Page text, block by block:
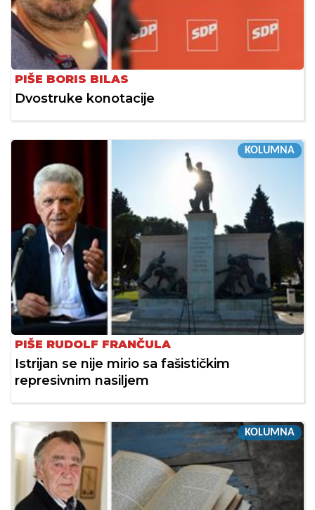
PIŠE BORIS BILAS
Dvostruke konotacije
KOLUMNA
PIŠE RUDOLF FRANČULA
Istrijan se nije mirio sa fašističkim
represivnim nasiljem
KOLUMNA